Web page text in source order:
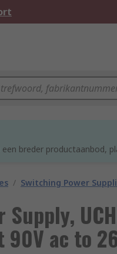
breder productaanbod,
/ Switching Power
Supply,
ac to